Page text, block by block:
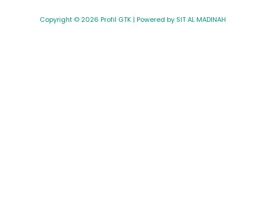
Copyright © 2026 Profil GTK | Powered by SIT AL MADINAH